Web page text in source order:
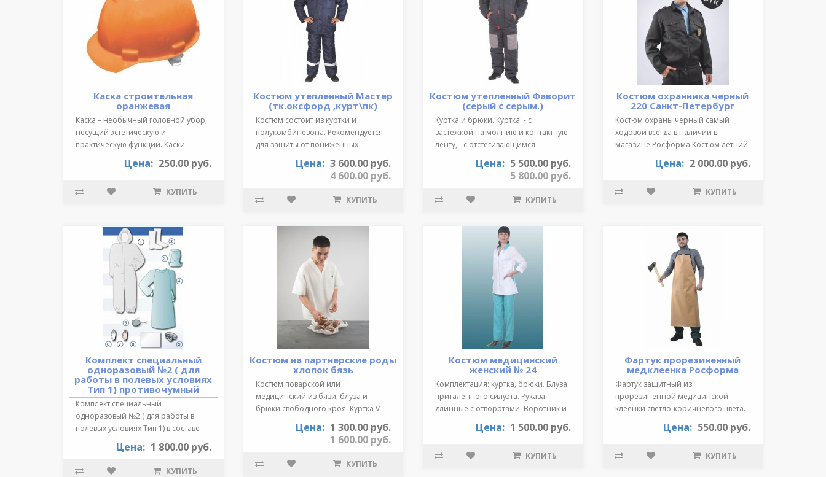
Каска строительная
оранжевая
Каска – необычный головной убор,
несущий эстетическую и
практическую функции. Каски
Цена: 250.00 руб.
КУПИТЬ
Костюм утепленный Мастер
(тк.оксфорд ,курт\пк)
Костюм состоит из куртки и
полукомбинезона. Рекомендуется
для защиты от пониженных
Цена: 3 600.00 руб.
4 600.00 руб.
КУПИТЬ
Костюм утепленный Фаворит
(серый с серым.)
Куртка и брюки. Куртка: - с
застежкой на молнию и контактную
ленту, - с отстегивающимся
Цена: 5 500.00 руб.
5 800.00 руб.
КУПИТЬ
Костюм охранника черный
220 Санкт-Петербург
Костюм охраны черный самый
ходовой всегда в наличии в
магазине Росформа Костюм летний
Цена: 2 000.00 руб.
КУПИТЬ
Комплект специальный
одноразовый №2 ( для
работы в полевых условиях
Тип 1) противочумный
Комплект специальный
одноразовый №2 ( для работы в
полевых условиях Тип 1) в составе
Цена: 1 800.00 руб.
КУПИТЬ
Костюм на партнерские роды
хлопок бязь
Костюм поварской или
медицинский из бязи, блуза и
брюки свободного кроя. Куртка V-
Цена: 1 300.00 руб.
1 600.00 руб.
КУПИТЬ
Костюм медицинский
женский № 24
Комплектация: куртка, брюки. Блуза
приталенного силуэта. Рукава
длинные с отворотами. Воротник и
Цена: 1 500.00 руб.
КУПИТЬ
Фартук прорезиненный
медклеенка Росформа
Фартук защитный из
прорезиненной медицинской
клеенки светло-коричневого цвета.
Цена: 550.00 руб.
КУПИТЬ